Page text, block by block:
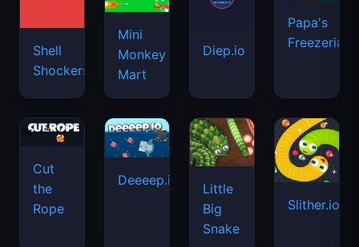
Shell
Shockers
Mini
Monkey
Mart
Diep.io
Papa's
Freezeria
Cut
the
Rope
Deeeep.io
Little
Big
Snake
Slither.io